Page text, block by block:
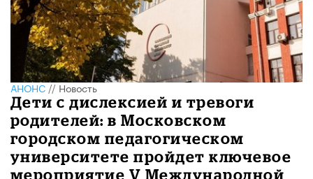
АНОНС//Новость
Дети с дислексией и тревоги
родителей: в Московском
городском педагогическом
университете пройдет ключевое
мероприятие V Международной